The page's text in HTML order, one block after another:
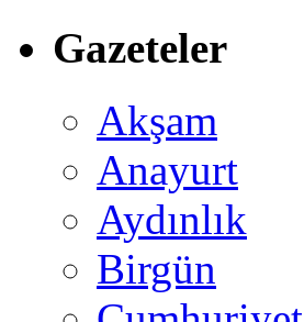
Gazeteler
Akşam
Anayurt
Aydınlık
Birgün